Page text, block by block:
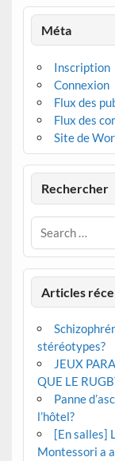
Méta
Inscription
Connexion
Flux des
Flux des
Site de
Rechercher
Articles
stéréotypes?
JEUX
QUE LE
Panne
l’hôtel?
[En salles]
Montessori a